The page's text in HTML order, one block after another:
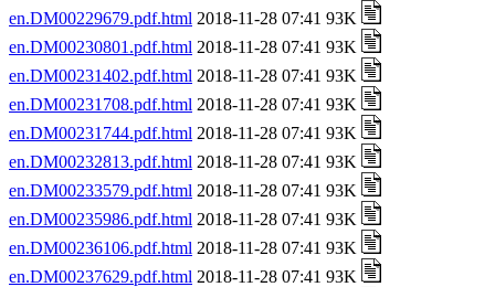
en.DM00229679.pdf.html 2018-11-28 07:41 93K
en.DM00230801.pdf.html 2018-11-28 07:41 93K
en.DM00231402.pdf.html 2018-11-28 07:41 93K
en.DM00231708.pdf.html 2018-11-28 07:41 93K
en.DM00231744.pdf.html 2018-11-28 07:41 93K
en.DM00232813.pdf.html 2018-11-28 07:41 93K
en.DM00233579.pdf.html 2018-11-28 07:41 93K
en.DM00235986.pdf.html 2018-11-28 07:41 93K
en.DM00236106.pdf.html 2018-11-28 07:41 93K
en.DM00237629.pdf.html 2018-11-28 07:41 93K